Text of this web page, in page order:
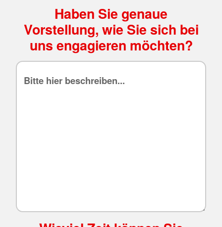
Haben Sie genaue
Vorstellung, wie Sie sich bei
uns engagieren möchten?